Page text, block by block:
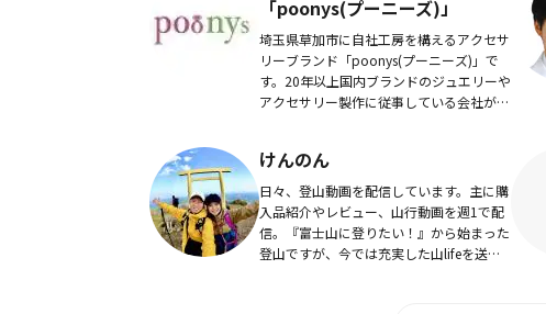
「poonys(プーニーズ)」
埼玉県草加市に自社工房を構えるアクセサ
リーブランド「poonys(プーニーズ)」で
す。20年以上国内ブランドのジュエリーや
アクセサリー製作に従事している会社が立
アク...
けんのん
日々、登山動画を配信しています。主に購
入品紹介やレビュー、山行動画を週1で配
信。『富士山に登りたい！』から始まった
登山ですが、今では充実した山lifeを送っ